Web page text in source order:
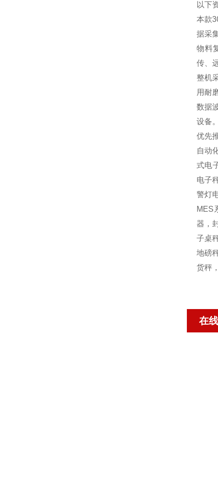
以下
本款
据采
物料
传、
整机
用耐
数据
设备
优先
自动
式电
电子
警灯
MES
器，
子桌
地磅
货秤
在